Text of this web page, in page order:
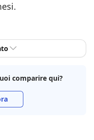
comparire qui?